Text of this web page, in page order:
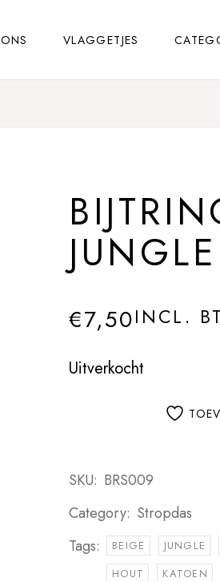
VLAGGETJES
€7,50INCL.
Uitverkocht
SKU: BRS009
Category: Stropdas
Tags:
BEIGE
JUNGLE
HOUT
KATOEN